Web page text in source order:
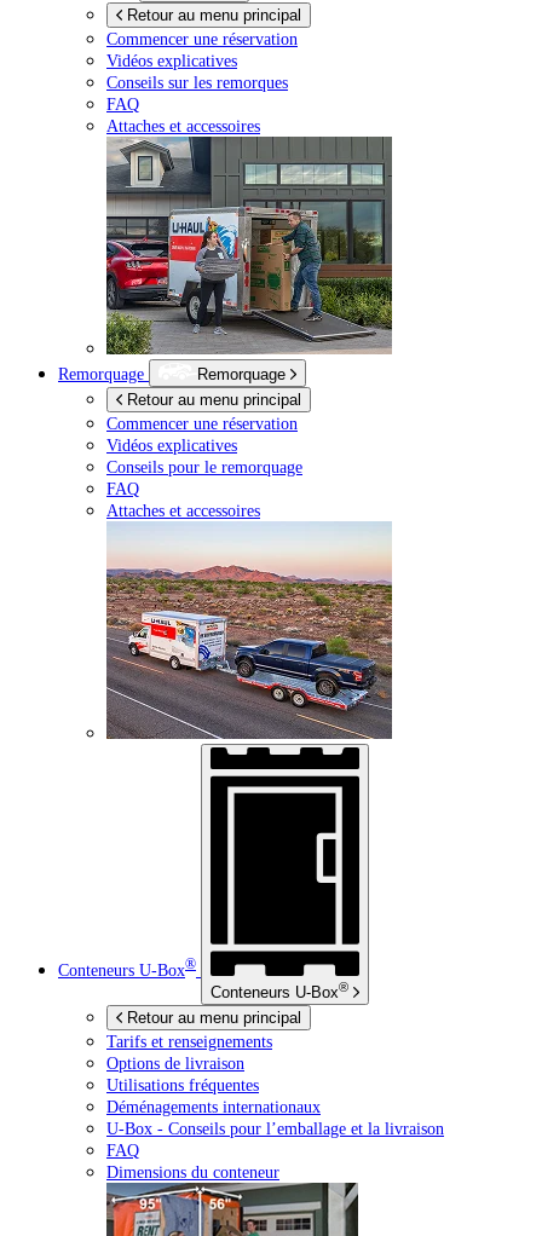
Retour au menu principal
Commencer une réservation
Vidéos explicatives
Conseils sur les remorques
FAQ
Attaches et accessoires
Remorquage
Remorquage
Retour au menu principal
Commencer une réservation
Vidéos explicatives
Conseils pour le remorquage
FAQ
Attaches et accessoires
Conteneurs U-Box®
Conteneurs U-Box®
Retour au menu principal
Tarifs et renseignements
Options de livraison
Utilisations fréquentes
Déménagements internationaux
U-Box - Conseils pour l’emballage et la livraison
FAQ
Dimensions du conteneur